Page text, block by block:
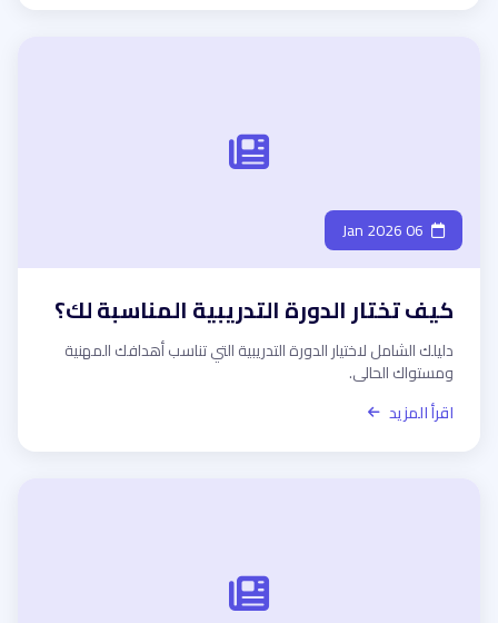
كيف تختار الدورة التدريبية المناسبة لك؟
دليلك الشامل لاختيار الدورة التدريبية التي تناسب أهدافك المهنية
ومستواك الحالي.
اقرأ المزيد